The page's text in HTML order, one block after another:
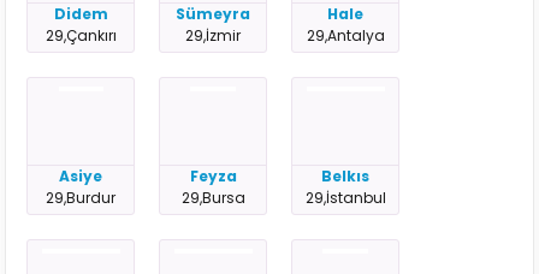
Didem
29,Çankırı
Sümeyra
29,İzmir
Hale
29,Antalya
Asiye
29,Burdur
Feyza
29,Bursa
Belkıs
29,İstanbul